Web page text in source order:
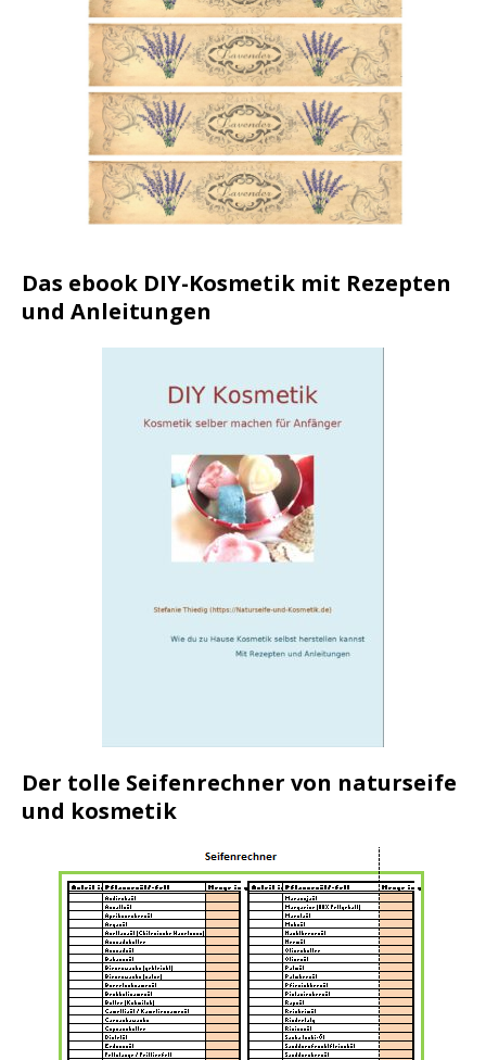
Das ebook DIY-Kosmetik mit Rezepten
und Anleitungen
Der tolle Seifenrechner von naturseife
und kosmetik